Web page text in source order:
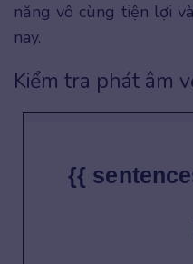
năng vô cùng tiện lợi
nay.
Kiểm tra phát âm
{{